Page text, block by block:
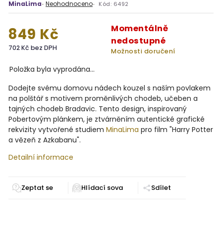
MinaLima Neohodnoceno Kód: 6492
849 Kč
702 Kč bez DPH
Momentálně
nedostupné
Možnosti doručení
Položka byla vyprodána…
Dodejte svému domovu nádech kouzel s naším povlakem
na polštář s motivem proměnlivých chodeb, učeben a
tajných chodeb Bradavic. Tento design, inspirovaný
Pobertovým plánkem, je ztvárněním autentické grafické
rekvizity vytvořené studiem MinaLima pro film "Harry Potter
a vězeň z Azkabanu".
Detailní informace
Zeptat se Sdílet